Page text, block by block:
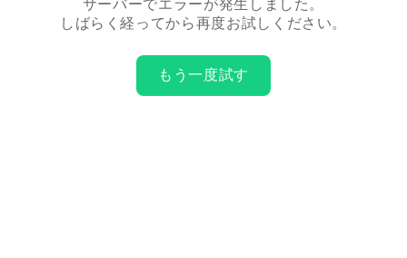
サーバーでエラーが発生しました。
しばらく経ってから再度お試しください。
もう一度試す